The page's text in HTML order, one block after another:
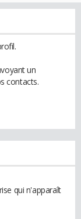
un
contacts.
qui n'apparaît